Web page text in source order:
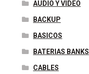
AUDIO Y VIDEO
BACKUP
BASICOS
BATERIAS BANKS
CABLES